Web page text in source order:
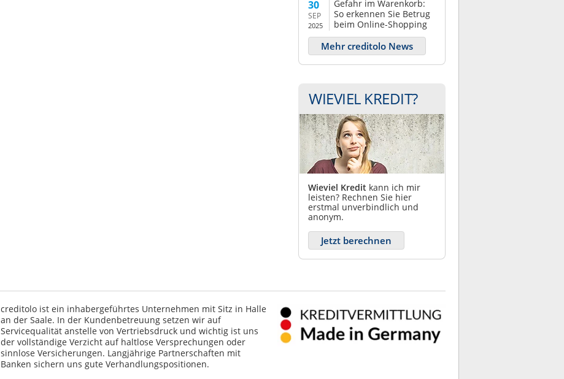
30
SEP
2025
Gefahr im Warenkorb:
So erkennen Sie Betrug
beim Online-Shopping
Mehr creditolo News
WIEVIEL KREDIT?
Wieviel Kredit kann ich mir
leisten? Rechnen Sie hier
erstmal unverbindlich und
anonym.
Jetzt berechnen
creditolo ist ein inhabergeführtes Unternehmen mit Sitz in Halle
an der Saale. In der Kundenbetreuung setzen wir auf
Servicequalität anstelle von Vertriebsdruck und wichtig ist uns
der vollständige Verzicht auf haltlose Versprechungen oder
sinnlose Versicherungen. Langjährige Partnerschaften mit
Banken sichern uns gute Verhandlungspositionen.